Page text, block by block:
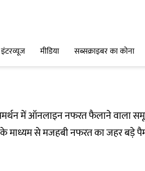
मीडिया सब्सक्राइबर का कोना
में ऑनलाइन नफरत फैलाने वाला
माध्यम से मजहबी नफरत का जहर बड़े